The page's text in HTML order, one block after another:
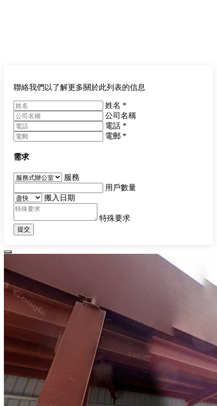
聯絡我們以了解更多關於此列表的信息
姓名 *
公司名稱
電話 *
電郵 *
需求
服務
用戶數量
搬入日期
特殊要求
提交